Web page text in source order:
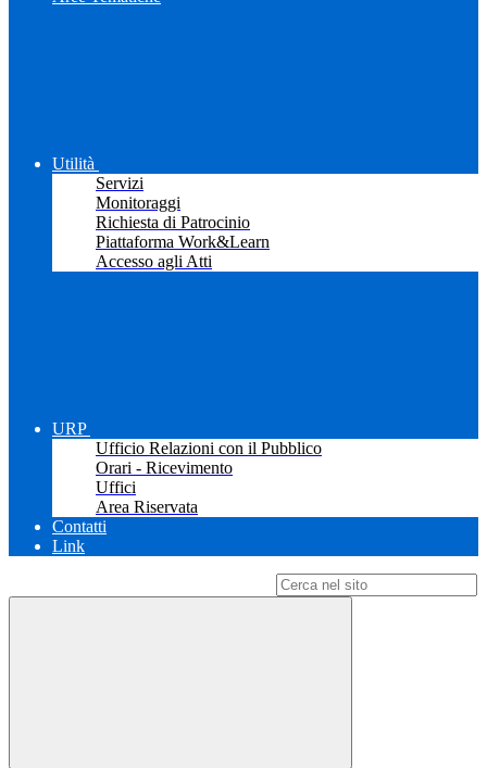
Utilità
Servizi
Monitoraggi
Richiesta di Patrocinio
Piattaforma Work&Learn
Accesso agli Atti
URP
Ufficio Relazioni con il Pubblico
Orari - Ricevimento
Uffici
Area Riservata
Contatti
Link